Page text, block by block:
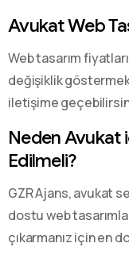
Avukat Web
Web tasarım
değişiklik
iletişime
Neden Avukat
Edilmeli?
GZR Ajans, avukat
dostu web
çıkarmanız için en